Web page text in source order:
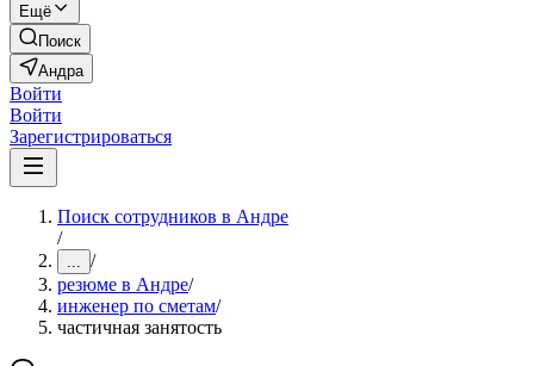
Ещё
Поиск
Андра
Войти
Войти
Зарегистрироваться
Поиск сотрудников в Андре
/
... /
резюме в Андре/
инженер по сметам/
частичная занятость